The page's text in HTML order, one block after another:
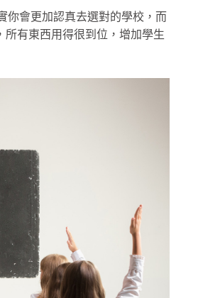
你會更加認真去選對的學校，而
有東西用得很到位，增加學生